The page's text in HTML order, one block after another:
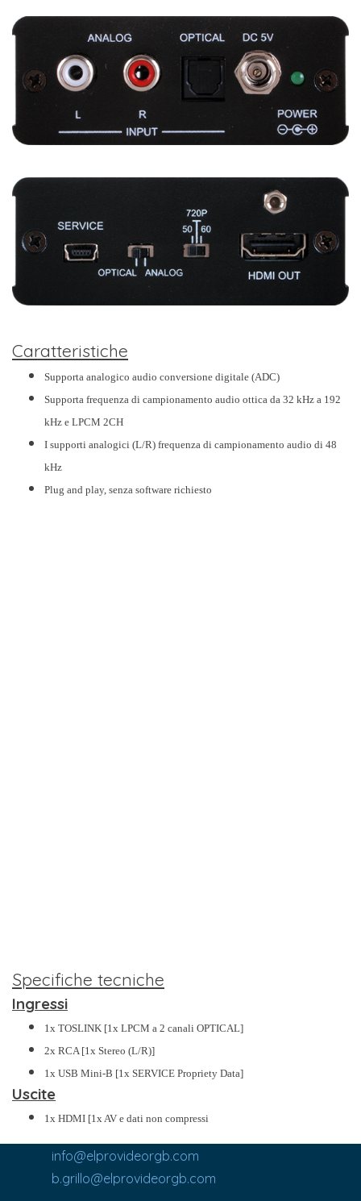
Caratteristiche
Supporta analogico audio conversione digitale (ADC)
Supporta frequenza di campionamento audio ottica da 32 kHz a 192
kHz e LPCM 2CH
I supporti analogici (L/R) frequenza di campionamento audio di 48
kHz
Plug and play, senza software richiesto
Specifiche tecniche
Ingressi
1x TOSLINK [1x LPCM a 2 canali OPTICAL]
2x RCA [1x Stereo (L/R)]
1x USB Mini-B [1x SERVICE Propriety Data]
Uscite
1x HDMI [1x AV e dati non compressi
info@elprovideorgb.com
b.grillo@elprovideorgb.com